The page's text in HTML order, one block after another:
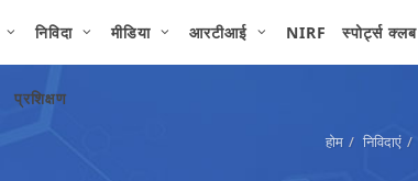
निविदा मीडिया आरटीआई NIRF स्पोर्ट्स क्लब
प्रशिक्षण
होम निविदाएं